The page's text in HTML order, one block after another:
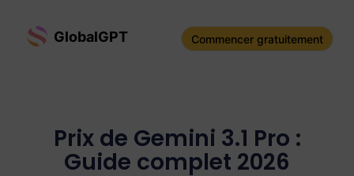
GlobalGPT Commencer gratuitement
Prix de Gemini 3.1 Pro :
Guide complet 2026